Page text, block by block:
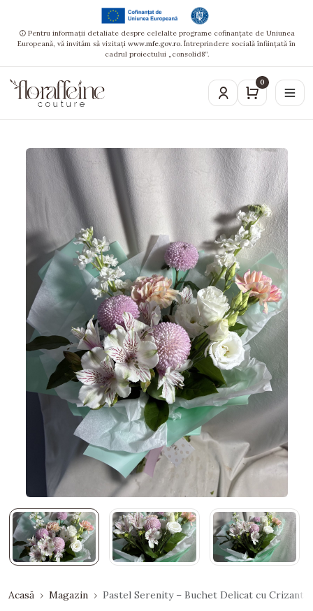
Pentru informații detaliate despre celelalte programe cofinanțate de Uniunea
Europeană, vă invităm să vizitați www.mfe.gov.ro. Întreprindere socială înființată în
cadrul proiectului „consolid8”.
0
Acasă Magazin Pastel Serenity – Buchet Delicat cu